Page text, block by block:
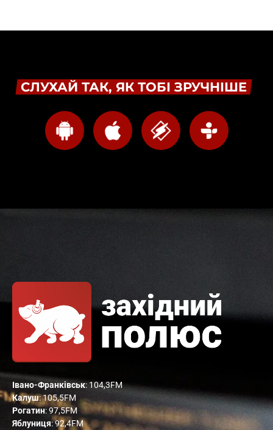
СЛУХАЙ ТАК, ЯК ТОБІ ЗРУЧНІШЕ
Івано-Франківськ: 104,3FM
Калуш: 105,5FM
Рогатин: 97,5FM
Яблуниця: 92,4FM